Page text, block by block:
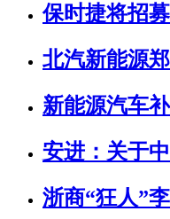
保时捷将招
北汽新能源
新能源汽车
安进：关于
浙商“狂人”